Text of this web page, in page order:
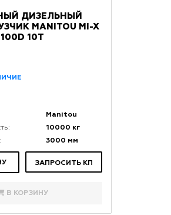
ДИЗЕЛЬНЫЙ
MANITOU MI-X
100D 10Т
Manitou
10000 кг
3000 мм
ЗАПРОСИТЬ КП
В КОРЗИНУ